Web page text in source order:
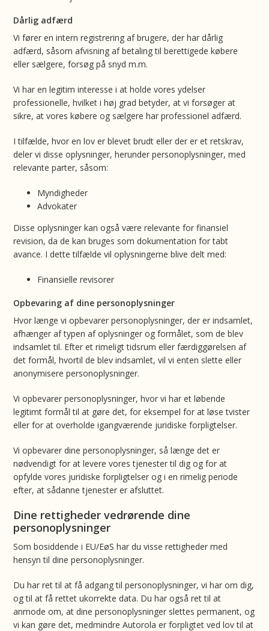
Dårlig adfærd
Vi fører en intern registrering af brugere, der har dårlig
adfærd, såsom afvisning af betaling til berettigede købere
eller sælgere, forsøg på snyd m.m.
Vi har en legitim interesse i at holde vores ydelser
professionelle, hvilket i høj grad betyder, at vi forsøger at
sikre, at vores købere og sælgere har professionel adfærd.
I tilfælde, hvor en lov er blevet brudt eller der er et retskrav,
deler vi disse oplysninger, herunder personoplysninger, med
relevante parter, såsom:
Myndigheder
Advokater
Disse oplysninger kan også være relevante for finansiel
revision, da de kan bruges som dokumentation for tabt
avance. I dette tilfælde vil oplysningerne blive delt med:
Finansielle revisorer
Opbevaring af dine personoplysninger
Hvor længe vi opbevarer personoplysninger, der er indsamlet,
afhænger af typen af oplysninger og formålet, som de blev
indsamlet til. Efter et rimeligt tidsrum eller færdiggørelsen af
det formål, hvortil de blev indsamlet, vil vi enten slette eller
anonymisere personoplysninger.
Vi opbevarer personoplysninger, hvor vi har et løbende
legitimt formål til at gøre det, for eksempel for at løse tvister
eller for at overholde igangværende juridiske forpligtelser.
Vi opbevarer dine personoplysninger, så længe det er
nødvendigt for at levere vores tjenester til dig og for at
opfylde vores juridiske forpligtelser og i en rimelig periode
efter, at sådanne tjenester er afsluttet.
Dine rettigheder vedrørende dine
personoplysninger
Som bosiddende i EU/EøS har du visse rettigheder med
hensyn til dine personoplysninger.
Du har ret til at få adgang til personoplysninger, vi har om dig,
og til at få rettet ukorrekte data. Du har også ret til at
anmode om, at dine personoplysninger slettes permanent, og
vi kan gøre det, medmindre Autorola er forpligtet ved lov til at